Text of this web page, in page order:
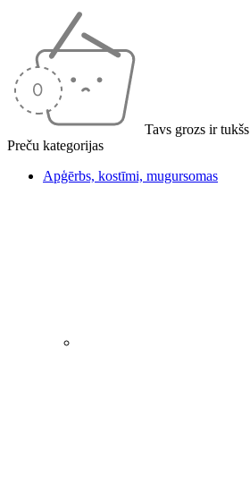
Tavs grozs ir tukšs
Preču kategorijas
Apģērbs, kostīmi, mugursomas